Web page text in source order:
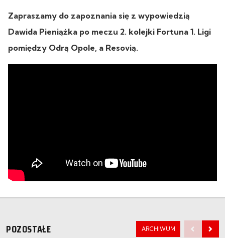
Zapraszamy do zapoznania się z wypowiedzią
Dawida Pieniążka po meczu 2. kolejki Fortuna 1. Ligi
pomiędzy Odrą Opole, a Resovią.
POZOSTAŁE ARCHIWUM